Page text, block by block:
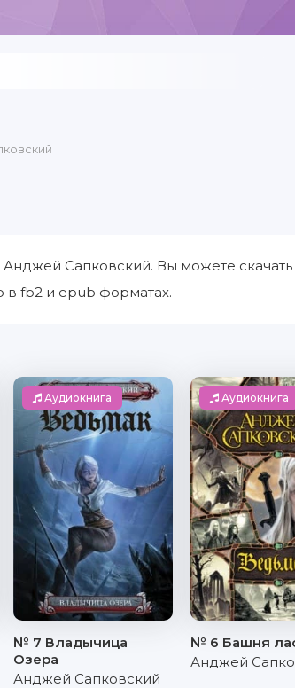
Сапковский. Вы можете
в fb2 и epub форматах.
Аудиокнига
№ 7 Владычица
Озера
Анджей Сапковский
Аудиокнига
№ 6 Башня
Анджей